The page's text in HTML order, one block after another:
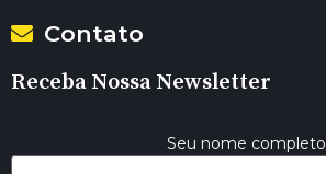
Contato
Receba Nossa Newsletter
Seu nome completo